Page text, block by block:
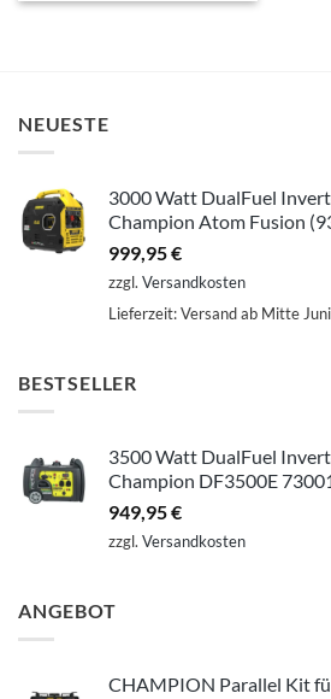
NEUESTE
3000 Watt DualFuel
Champion Atom Fusion
999,95€
zzgl. Versandkosten
Lieferzeit:Versand ab Mitte Juni
BESTSELLER
3500 Watt DualFuel
Champion DF3500E
949,95€
zzgl. Versandkosten
ANGEBOT
CHAMPION Parallel Kit